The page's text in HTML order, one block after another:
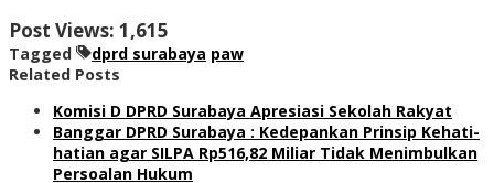
Post Views: 1,615
Tagged dprd surabaya paw
Related Posts
Komisi D DPRD Surabaya Apresiasi Sekolah Rakyat
Banggar DPRD Surabaya : Kedepankan Prinsip Kehati-
hatian agar SILPA Rp516,82 Miliar Tidak Menimbulkan
Persoalan Hukum